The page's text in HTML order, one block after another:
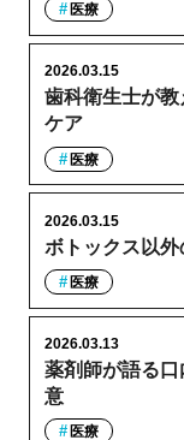
医療
歯科衛生士が
ケア
2026.03.15
医療
ボトックス以
2026.03.15
医療
薬剤師が語る
意
2026.03.13
医療